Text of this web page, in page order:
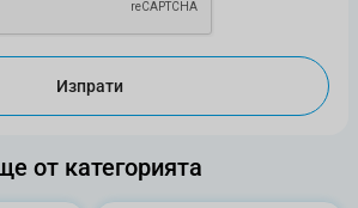
Изпрати
от категорията